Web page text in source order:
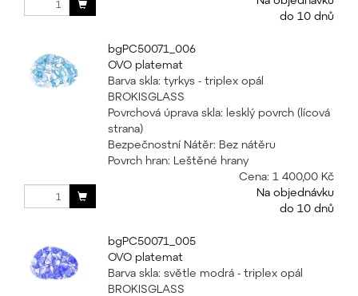
do 10 dnů
bgPC50071_006
OVO platemat
Barva skla: tyrkys - triplex opál
BROKISGLASS
Povrchová úprava skla: lesklý povrch (lícová
strana)
Bezpečnostní Nátěr: Bez nátěru
Povrch hran: Leštěné hrany
Cena: 1 400,00 Kč
Na objednávku
do 10 dnů
bgPC50071_005
OVO platemat
Barva skla: světle modrá - triplex opál
BROKISGLASS